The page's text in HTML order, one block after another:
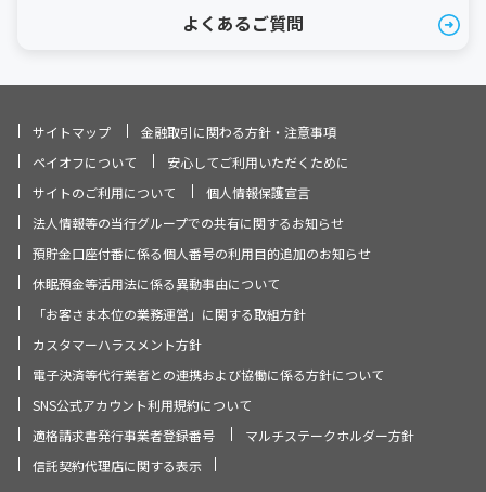
よくあるご質問
サイトマップ
金融取引に関わる方針・注意事項
ペイオフについて
安心してご利用いただくために
サイトのご利用について
個人情報保護宣言
法人情報等の当行グループでの共有に関するお知らせ
預貯金口座付番に係る個人番号の利用目的追加のお知らせ
休眠預金等活用法に係る異動事由について
「お客さま本位の業務運営」に関する取組方針
カスタマーハラスメント方針
電子決済等代行業者との連携および協働に係る方針について
SNS公式アカウント利用規約について
適格請求書発行事業者登録番号
マルチステークホルダー方針
信託契約代理店に関する表示